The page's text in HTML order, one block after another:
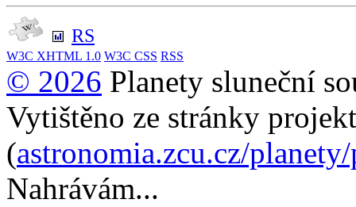
RS
W3C XHTML 1.0 W3C CSS RSS
© 2026 Planety sluneční
Vytištěno ze stránky
(astronomia.zcu.cz/
Nahrávám...